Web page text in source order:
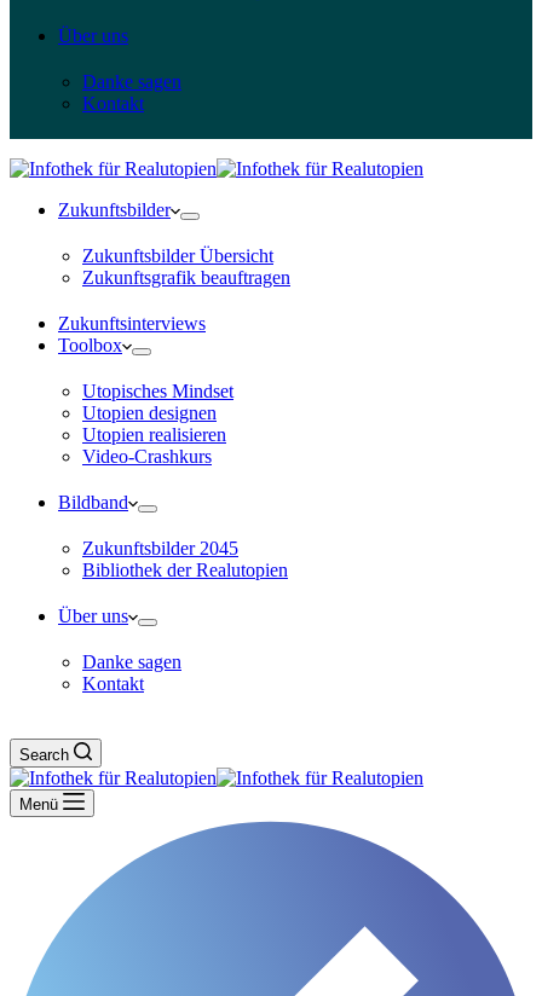
Über uns
Danke sagen
Kontakt
Zukunftsbilder
Zukunftsbilder Übersicht
Zukunftsgrafik beauftragen
Zukunftsinterviews
Toolbox
Utopisches Mindset
Utopien designen
Utopien realisieren
Video-Crashkurs
Bildband
Zukunftsbilder 2045
Bibliothek der Realutopien
Über uns
Danke sagen
Kontakt
Search
Menü